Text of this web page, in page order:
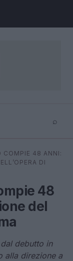
⌕
⌕ ×
COMPIE 48 ANNI:
DI
48
del
debutto in
alla direzione a